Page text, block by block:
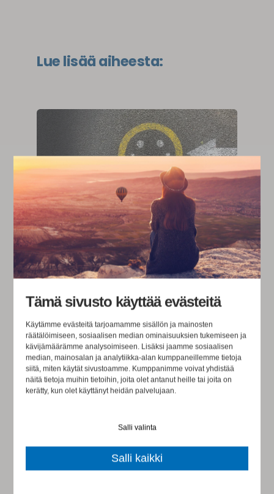
Tämä sivusto käyttää evästeitä
Käytämme evästeitä tarjoamamme sisällön ja mainosten
räätälöimiseen, sosiaalisen median ominaisuuksien tukemiseen ja
kävijämäärämme analysoimiseen. Lisäksi jaamme sosiaalisen
median, mainosalan ja analytiikka-alan kumppaneillemme tietoja
siitä, miten käytät sivustoamme. Kumppanimme voivat yhdistää
näitä tietoja muihin tietoihin, joita olet antanut heille tai joita on
kerätty, kun olet käyttänyt heidän palvelujaan.
Salli valinta
Salli kaikki
Lue lisää aiheesta:
ESIHENKILÖN JAKSAMINEN ON
EETTINEN KYSYMYS
TUKENA: MITEN JOHTAA OIKEIN
PAINEEN ALLA?